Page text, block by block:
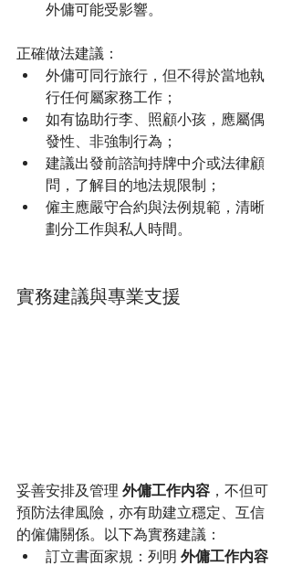
外傭可能受影響。
正確做法建議：
外傭可同行旅行，但不得於當地執
行任何屬家務工作；
如有協助行李、照顧小孩，應屬偶
發性、非強制行為；
建議出發前諮詢持牌中介或法律顧
問，了解目的地法規限制；
僱主應嚴守合約與法例規範，清晰
劃分工作與私人時間。
實務建議與專業支援
妥善安排及管理 外傭工作内容 ，不但可
預防法律風險，亦有助建立穩定、互信
的僱傭關係。以下為實務建議：
訂立書面家規：列明 外傭工作内容